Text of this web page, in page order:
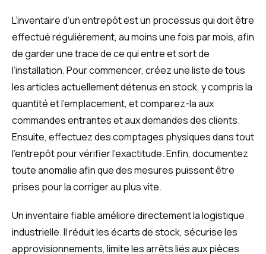
L’inventaire d’un entrepôt est un processus qui doit être
effectué régulièrement, au moins une fois par mois, afin
de garder une trace de ce qui entre et sort de
l’installation. Pour commencer, créez une liste de tous
les articles actuellement détenus en stock, y compris la
quantité et l’emplacement, et comparez-la aux
commandes entrantes et aux demandes des clients.
Ensuite, effectuez des comptages physiques dans tout
l’entrepôt pour vérifier l’exactitude. Enfin, documentez
toute anomalie afin que des mesures puissent être
prises pour la corriger au plus vite.
Un inventaire fiable améliore directement la logistique
industrielle. Il réduit les écarts de stock, sécurise les
approvisionnements, limite les arrêts liés aux pièces